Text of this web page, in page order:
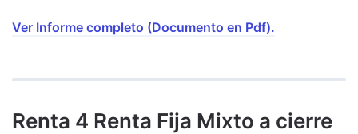
Ver Informe completo (Documento en Pdf).
Renta 4 Renta Fija Mixto a cierre